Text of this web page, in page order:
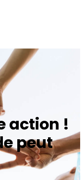
action !
peut